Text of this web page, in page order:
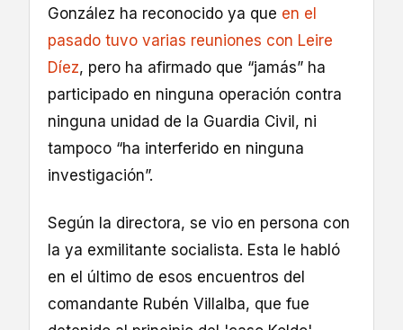
González ha reconocido ya que en el
pasado tuvo varias reuniones con Leire
Díez, pero ha afirmado que “jamás” ha
participado en ninguna operación contra
ninguna unidad de la Guardia Civil, ni
tampoco “ha interferido en ninguna
investigación”.
Según la directora, se vio en persona con
la ya exmilitante socialista. Esta le habló
en el último de esos encuentros del
comandante Rubén Villalba, que fue